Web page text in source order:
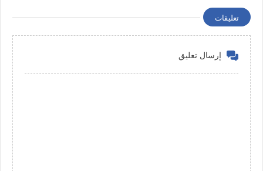
تعليقات
إرسال تعليق